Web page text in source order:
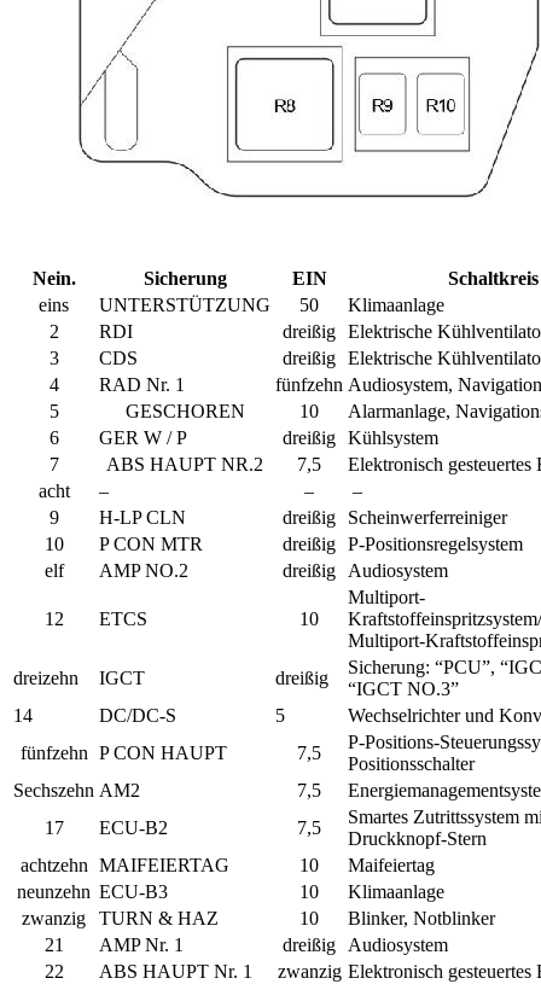
Nein. Sicherung EIN
Schaltkreis
eins
UNTERSTÜTZUNG 50
Klimaanlage
2
RDI dreißig Elektrische
3
CDS dreißig Elektrische
4
RAD Nr. 1 fünfzehn Audiosystem,
5
GESCHOREN 10
Alarmanlage,
6
GER W / P dreißig Kühlsystem
7
ABS HAUPT NR.2 7,5
Elektronisch gesteuertes
acht
– –
–
9
H-LP CLN dreißig
Scheinwerferreiniger
10
P CON MTR dreißig P-Positionsregelsystem
elf
AMP NO.2 dreißig Audiosystem
12 ETCS 10
Multiport-
Multiport-
dreizehn
IGCT dreißig
Sicherung: “PCU”,
“IGCT NO.3”
14
DC/DC-S 5
Wechselrichter und
fünfzehn P CON HAUPT 7,5
P-Positions-
Positionsschalter
Sechszehn AM2 7,5
17
ECU-B2 7,5
Smartes Zutrittssystem
Druckknopf-Stern
achtzehn MAIFEIERTAG 10
Maifeiertag
neunzehn ECU-B3 10
Klimaanlage
zwanzig
TURN & HAZ 10
Blinker, Notblinker
21
AMP Nr. 1 dreißig
Audiosystem
22
ABS HAUPT Nr. 1 zwanzig Elektronisch gesteuertes